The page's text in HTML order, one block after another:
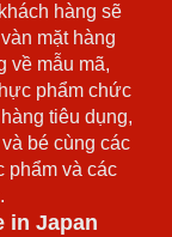
hàng sẽ
mặt hàng
về mẫu mã,
phẩm chức
tiêu dụng,
bé cùng các
phẩm và các
in Japan